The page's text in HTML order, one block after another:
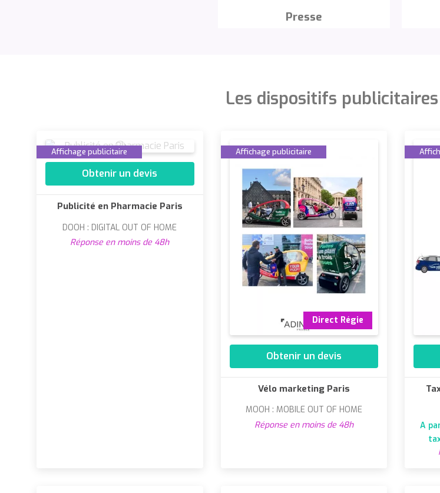
Presse
Les dispositifs
Affichage publicitaire
Obtenir un devis
Publicité en Pharmacie Paris
DOOH : DIGITAL OUT OF HOME
Réponse en moins de 48h
Direct Régie
Affichage publicitaire
Obtenir un devis
Vélo marketing Paris
MOOH : MOBILE OUT OF HOME
Réponse en moins de 48h
A